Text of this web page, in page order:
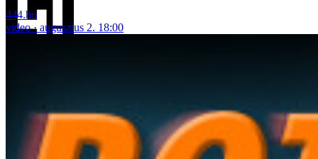
444.hu
video
augusztus 2. 18:00